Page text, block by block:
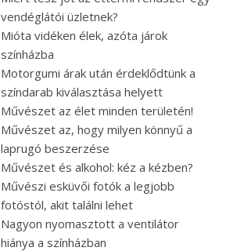
vendéglátói üzletnek?
Mióta vidéken élek, azóta járok
színházba
Motorgumi árak után érdeklődtünk a
színdarab kiválasztása helyett
Művészet az élet minden területén!
Művészet az, hogy milyen könnyű a
laprugó beszerzése
Művészet és alkohol: kéz a kézben?
Művészi esküvői fotók a legjobb
fotóstól, akit találni lehet
Nagyon nyomasztott a ventilátor
hiánya a színházban